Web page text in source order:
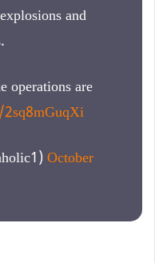
and
operations are
October